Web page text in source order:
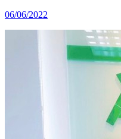
06/06/2022